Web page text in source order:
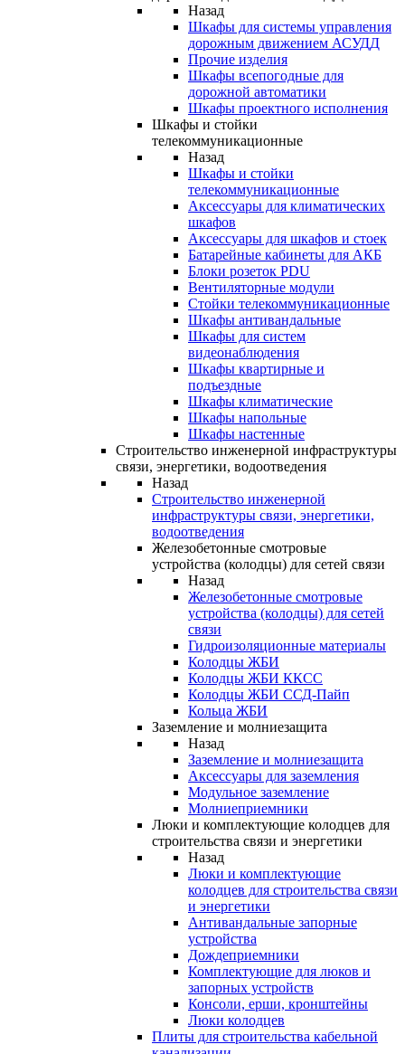
Назад
Шкафы для системы управления
дорожным движением АСУДД
Прочие изделия
Шкафы всепогодные для
дорожной автоматики
Шкафы проектного исполнения
Шкафы и стойки
телекоммуникационные
Назад
Шкафы и стойки
телекоммуникационные
Аксессуары для климатических
шкафов
Аксессуары для шкафов и стоек
Батарейные кабинеты для АКБ
Блоки розеток PDU
Вентиляторные модули
Стойки телекоммуникационные
Шкафы антивандальные
Шкафы для систем
видеонаблюдения
Шкафы квартирные и
подъездные
Шкафы климатические
Шкафы напольные
Шкафы настенные
Строительство инженерной инфраструктуры
связи, энергетики, водоотведения
Назад
Строительство инженерной
инфраструктуры связи, энергетики,
водоотведения
Железобетонные смотровые
устройства (колодцы) для сетей связи
Назад
Железобетонные смотровые
устройства (колодцы) для сетей
связи
Гидроизоляционные материалы
Колодцы ЖБИ
Колодцы ЖБИ ККСС
Колодцы ЖБИ ССД-Пайп
Кольца ЖБИ
Заземление и молниезащита
Назад
Заземление и молниезащита
Аксессуары для заземления
Модульное заземление
Молниеприемники
Люки и комплектующие колодцев для
строительства связи и энергетики
Назад
Люки и комплектующие
колодцев для строительства связи
и энергетики
Антивандальные запорные
устройства
Дождеприемники
Комплектующие для люков и
запорных устройств
Консоли, ерши, кронштейны
Люки колодцев
Плиты для строительства кабельной